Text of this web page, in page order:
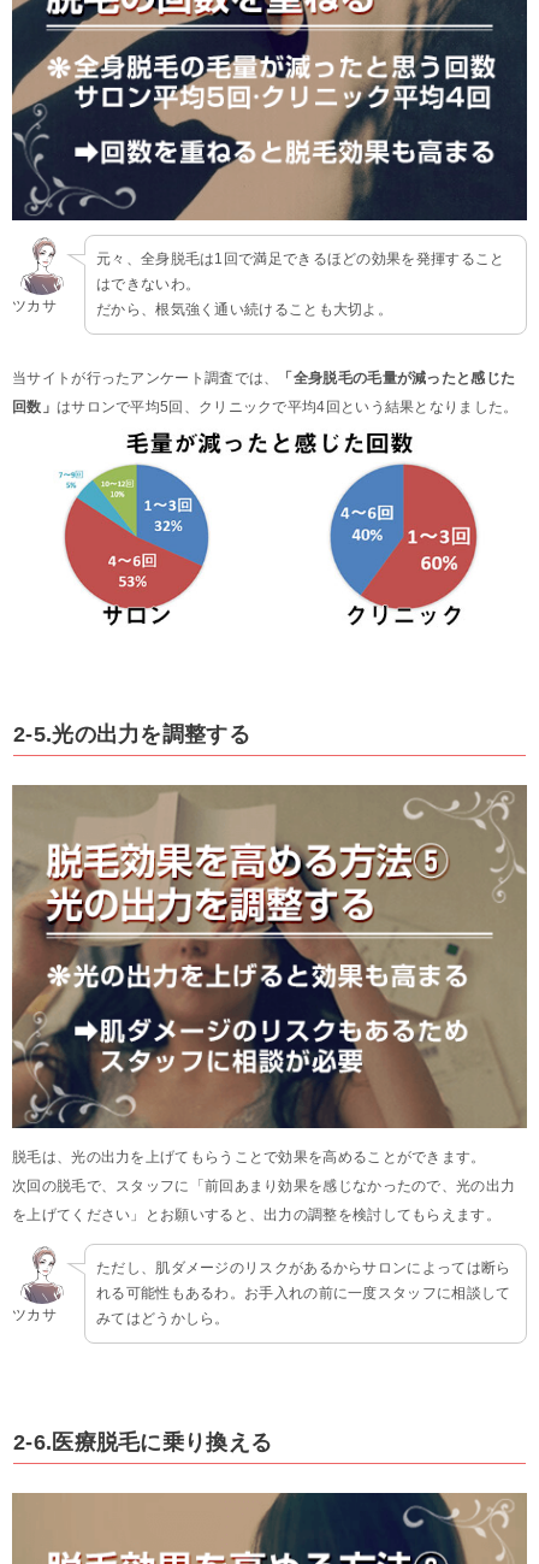
ツカサ
元々、全身脱毛は1回で満足できるほどの効果を発揮すること
はできないわ。
だから、根気強く通い続けることも大切よ。
当サイトが行ったアンケート調査では、
「全身脱毛の毛量が減ったと感じた
回数」 はサロンで平均5回、クリニックで平均4回という結果となりました。
2-5.光の出力を調整する
脱毛は、光の出力を上げてもらうことで効果を高めることができます。
次回の脱毛で、スタッフに「前回あまり効果を感じなかったので、光の出力
を上げてください」とお願いすると、出力の調整を検討してもらえます。
ツカサ
ただし、肌ダメージのリスクがあるからサロンによっては断ら
れる可能性もあるわ。お手入れの前に一度スタッフに相談して
みてはどうかしら。
2-6.医療脱毛に乗り換える